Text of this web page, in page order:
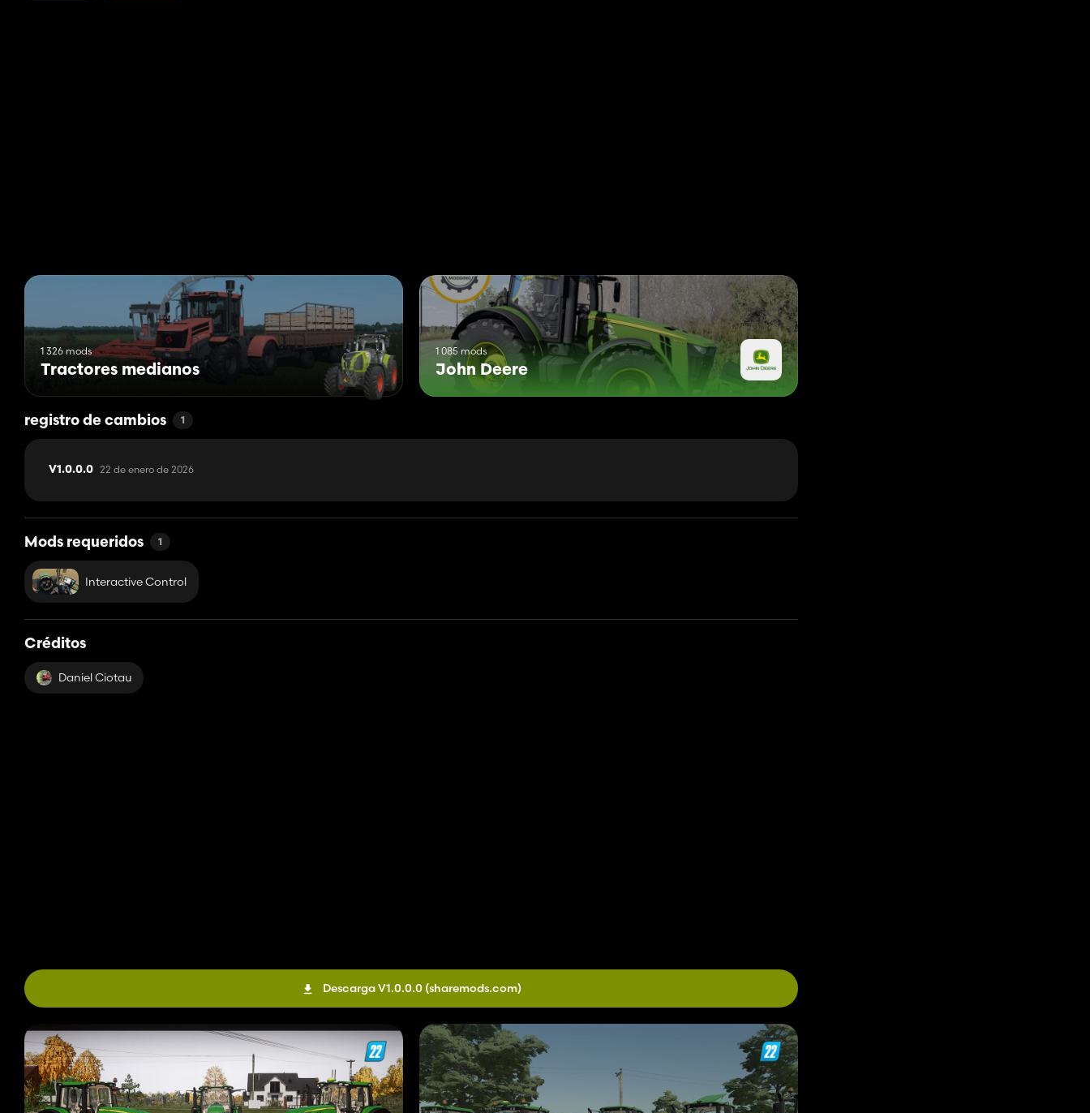
1 326 mods
Tractores medianos
1 085 mods
John Deere
registro de cambios 1
V1.0.0.0 22 de enero de 2026
Mods requeridos 1
Interactive Control
Créditos
Daniel Ciotau
Descarga V1.0.0.0 (sharemods.com)